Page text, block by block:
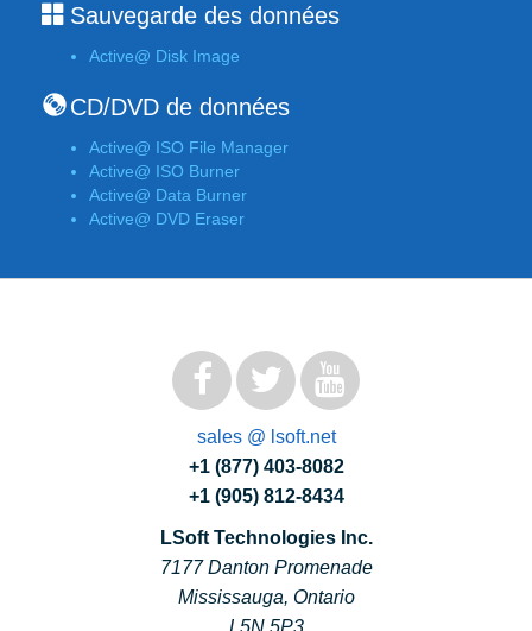
Sauvegarde des données
Active@ Disk Image
CD/DVD de données
Active@ ISO File Manager
Active@ ISO Burner
Active@ Data Burner
Active@ DVD Eraser
sales @ lsoft.net
+1 (877) 403-8082
+1 (905) 812-8434
LSoft Technologies Inc.
7177 Danton Promenade
Mississauga, Ontario
L5N 5P3